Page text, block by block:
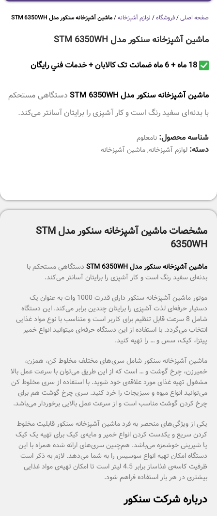
صفحه اصلی/فروشگاه/ لوازم آشپزخانه/ماشین آشپزخانه سنکور مدل STM 6350WH
ماشین آشپزخانه سنکور مدل STM 6350WH
ماشین آشپزخانه سنکور مدل STM 6350WH
دستگاهی مستحکم
با بدنه‌ای سفید رنگ است و کار آشپزی را برایتان آسانتر می‌کند.
شناسه محصول: نامعلوم
دسته: لوازم آشپزخانه,ماشین آشپزخانه
مشخصات ماشین آشپزخانه سنکور مدل STM
6350WH
ماشین آشپزخانه سنکور مدل STM 6350WH
دستگاهی مستحکم با
بدنه‌ای سفید رنگ است و کار آشپزی را برایتان آسانتر می‌کند.
موتور ماشین آشپزخانه سنکور دارای قدرت 1000 وات به عنوان یک
دستیار حرفه‌ای لذت آشپزی را برایتان چندین برابر می‌کند. این دستگاه
شامل 8 سرعت قابل تنظیم برای کاربر است و متناسب با نوع مواد غذایی
انتخاب می‌گردد. با استفاده از این دستگاه حرفه‌ای میتوانید انواع خمیر
پیتزا، کیک، سس و … را تهیه کنید.
ماشین آشپزخانه سنکور شامل سری‌های مختلف مخلوط کن، همزن،
خمیرزن، چرخ گوشت و … است که از این طریق می‌توان با سرعت عمل بالا
مشغول تهیه غذای مورد علاقه‌ی خود شوید. با استفاده از سری مخلوط کن
می‌توانید انواع میوه و سبزیجات را خرد کنید. سری چرخ گوشت هم برای
چرخ کردن گوشت مناسب است و از سرعت عمل بالایی برخوردار می‌باشد.
یکی از ویژگی‌های منحصر به فرد ماشین آشپزخانه سنکور قابلیت مخلوط
کردن سریع و یکدست کردن انواع خمیر و مایه‌ی کیک برای تهیه یک کیک
یا شیرینی خوشمزه می‌باشد. هم‌چنین سری‌های ارائه شده همراه با این
دستگاه امکان تهیه انواع سوسیس را به شما می‌دهد. لازم به ذکر است
ظرفیت کاسه‌ی غذاساز برابر 4.5 لیتر است تا امکان تهیه‌ی مواد غذایی
بیشتری در هر بار استفاده فراهم شود.
درباره شرکت سنکور